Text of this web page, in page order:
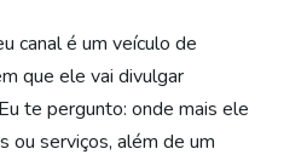
canal é um veículo de
que ele vai divulgar
te pergunto: onde mais ele
ou serviços, além de um